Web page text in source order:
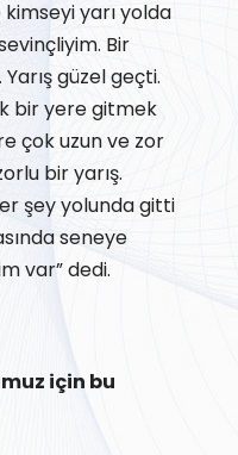
yarı yolda
Bir
güzel geçti.
bir yere gitmek
çok uzun ve zor
bir yarış.
şey yolunda gitti
seneye
var” dedi.
için bu